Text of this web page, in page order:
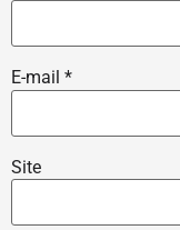
E-mail *
Site